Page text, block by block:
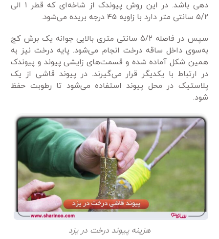
دهی باشد. در این روش پیوندک از شاخه‌ای که قطر ۱ الی
۵/۲ سانتی متر دارد با زاویه ۴۵ درجه بریده می‌شود.
سپس در فاصله ۵/۲ سانتی متری بالایی جوانه یک برش کج
به‌سوی داخل ساقه درخت انجام می‌شود. پایه درخت نیز به
همین شکل آماده شده و قسمت‌های زایشی پیوند و پیوندک
در ارتباط با یکدیگر قرار می‌گیرند. در پیوند قاشی از یک
پلاستیک در محل پیوند استفاده می‌شود تا رطوبت حفظ
شود.
هزینه پیوند درخت در یزد